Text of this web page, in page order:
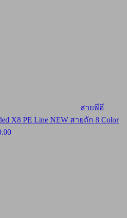
สายพีอี
X8 PE Line NEW สายถัก 8 Color